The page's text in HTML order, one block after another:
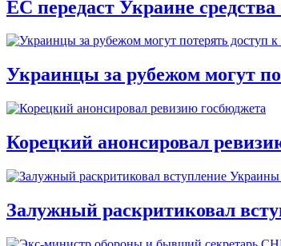
ЕС передаст Украине
Украинцы за рубежом могут
Корецкий анонсировал
Залужный раскритиковал